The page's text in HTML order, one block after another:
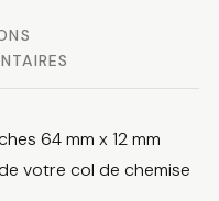
64 mm x 12 mm
votre col de chemise